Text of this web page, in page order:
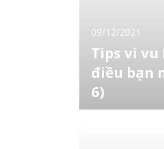
09/12/2021
Tips vi vu
điều bạn
6)
Nhật Bản là một